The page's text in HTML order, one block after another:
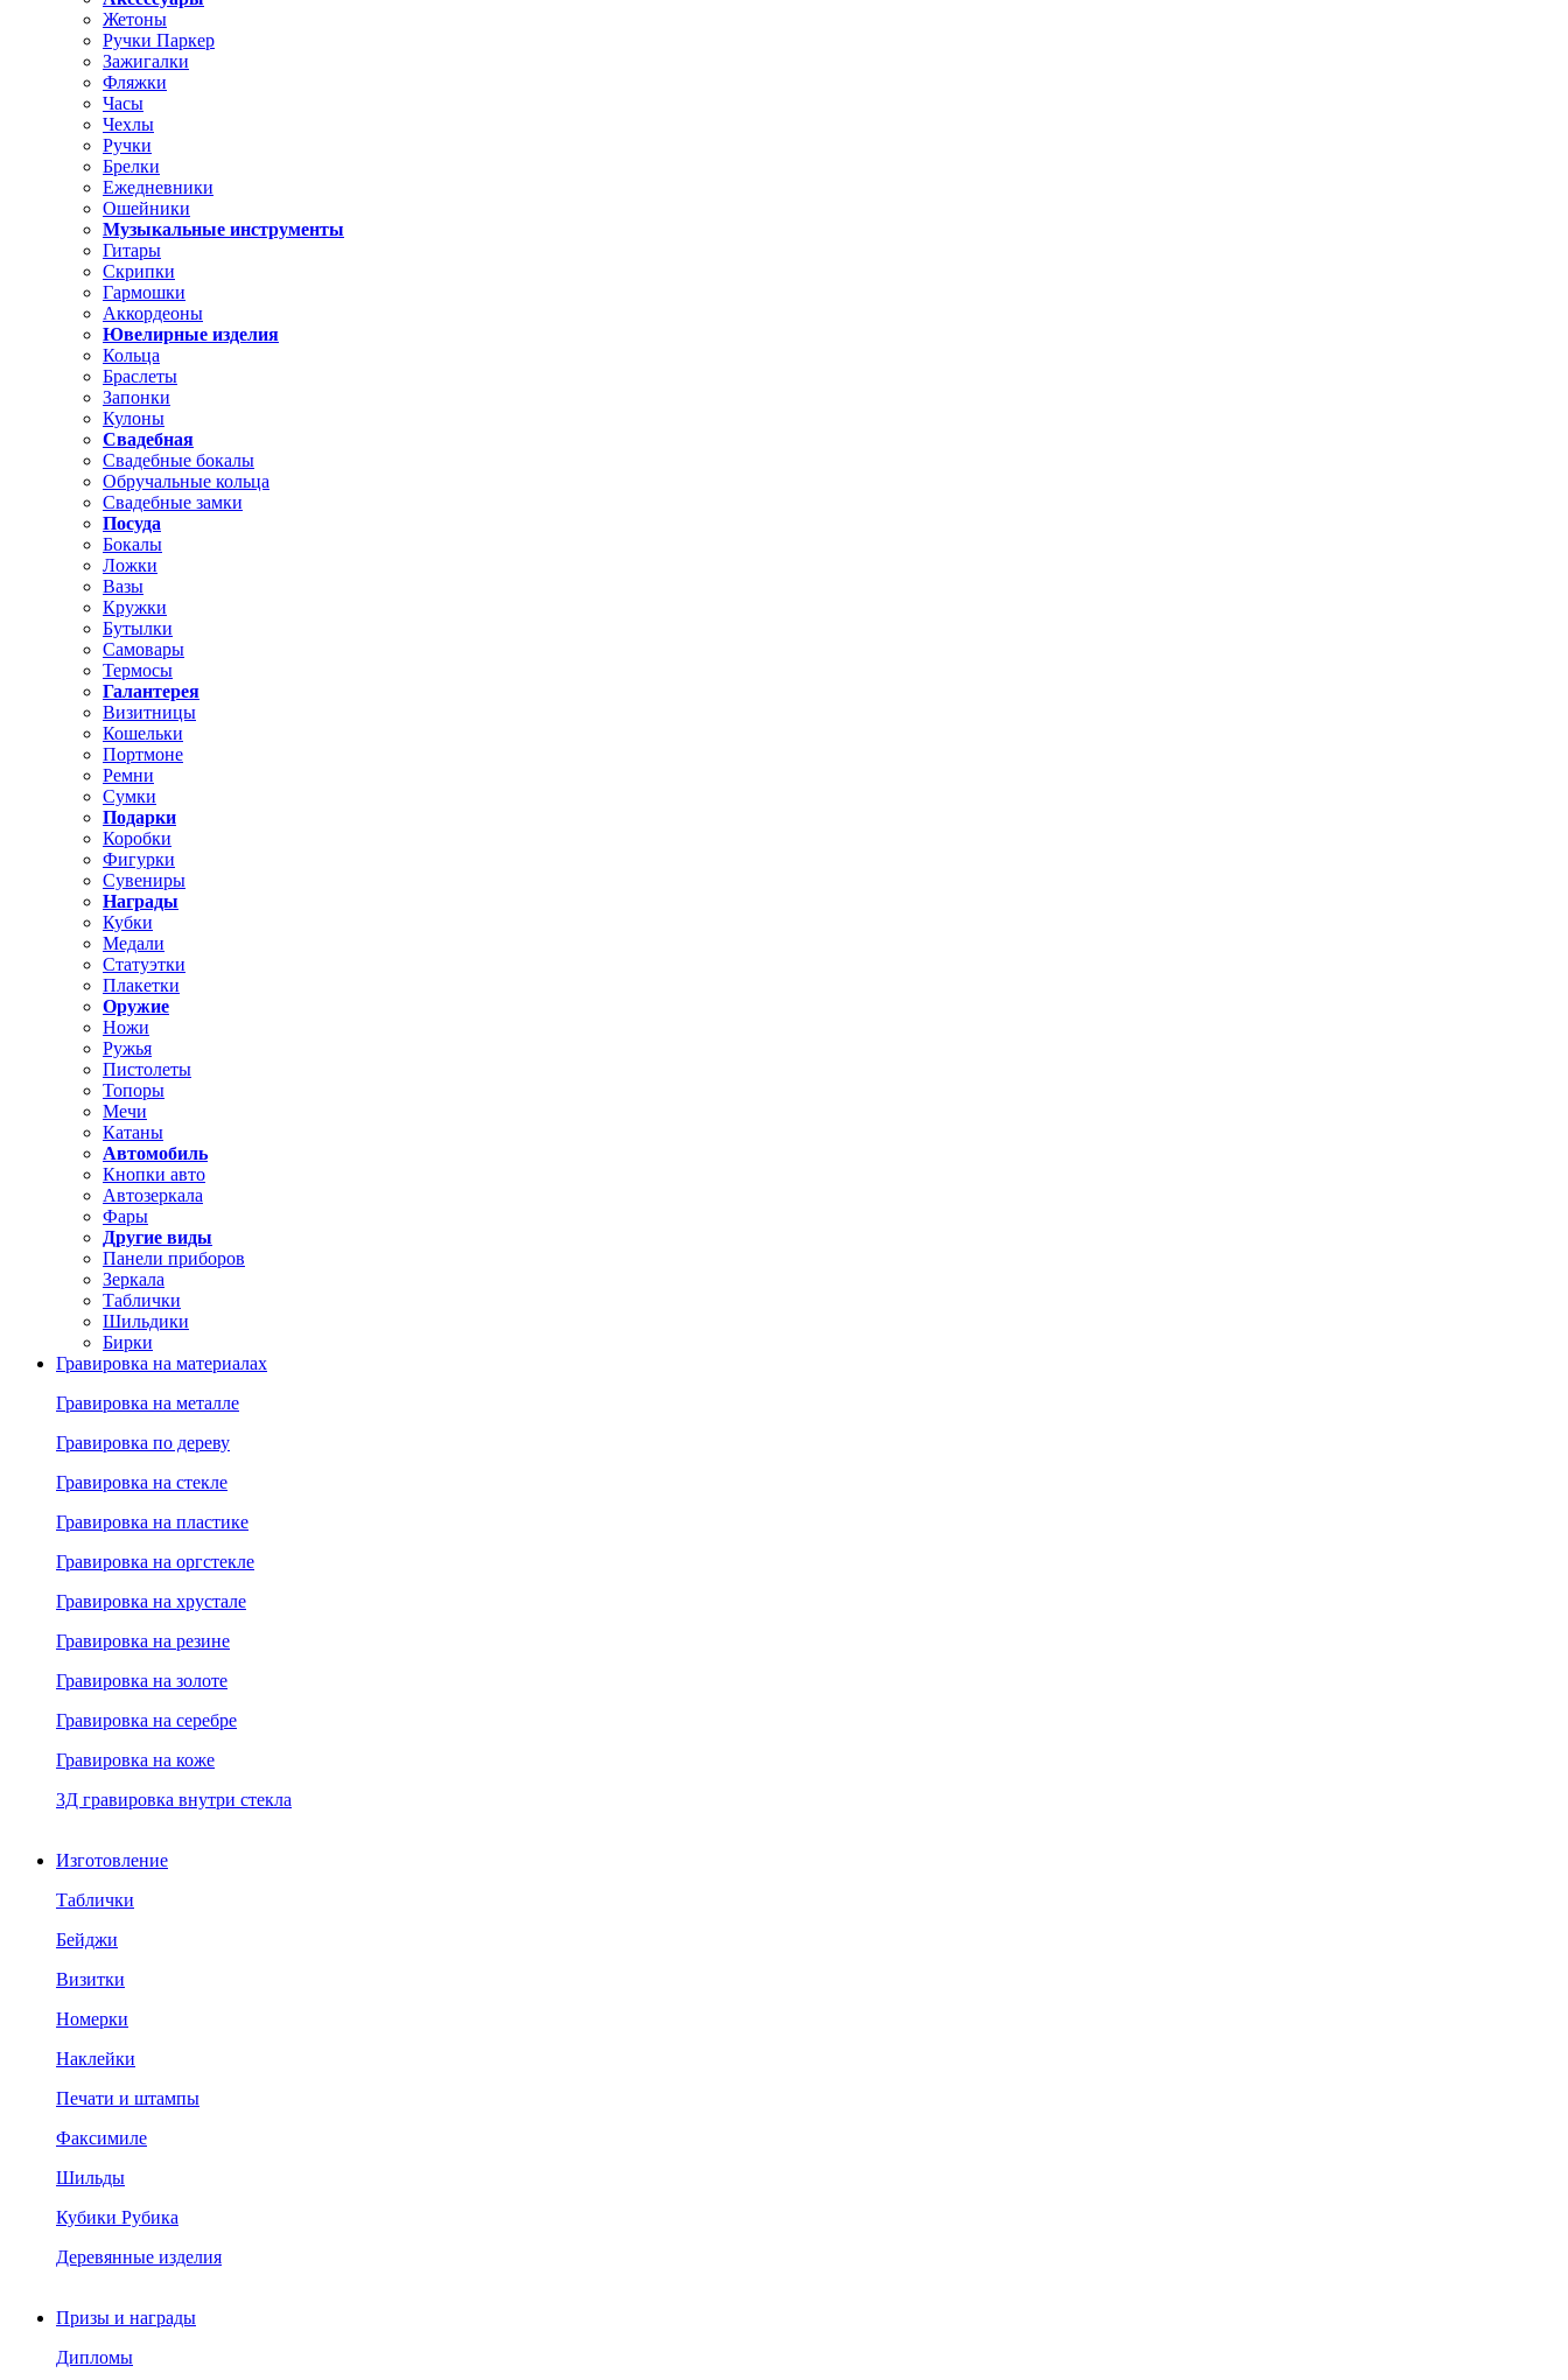
Жетоны
Ручки Паркер
Зажигалки
Фляжки
Часы
Чехлы
Ручки
Брелки
Ежедневники
Ошейники
Музыкальные инструменты
Гитары
Скрипки
Гармошки
Аккордеоны
Ювелирные изделия
Кольца
Браслеты
Запонки
Кулоны
Свадебная
Свадебные бокалы
Обручальные кольца
Свадебные замки
Посуда
Бокалы
Ложки
Вазы
Кружки
Бутылки
Самовары
Термосы
Галантерея
Визитницы
Кошельки
Портмоне
Ремни
Сумки
Подарки
Коробки
Фигурки
Сувениры
Награды
Кубки
Медали
Статуэтки
Плакетки
Оружие
Ножи
Ружья
Пистолеты
Топоры
Мечи
Катаны
Автомобиль
Кнопки авто
Автозеркала
Фары
Другие виды
Панели приборов
Зеркала
Таблички
Шильдики
Бирки
Гравировка на материалах
Гравировка на металле
Гравировка по дереву
Гравировка на стекле
Гравировка на пластике
Гравировка на оргстекле
Гравировка на хрустале
Гравировка на резине
Гравировка на золоте
Гравировка на серебре
Гравировка на коже
3Д гравировка внутри стекла
Изготовление
Таблички
Бейджи
Визитки
Номерки
Наклейки
Печати и штампы
Факсимиле
Шильды
Кубики Рубика
Деревянные изделия
Призы и награды
Дипломы